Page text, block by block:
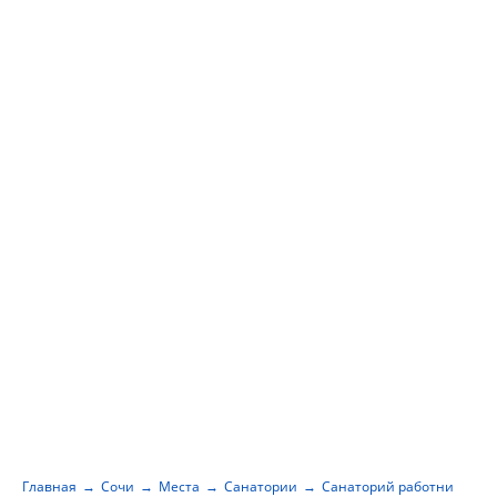
Главная Сочи Места Санатории Санаторий работников